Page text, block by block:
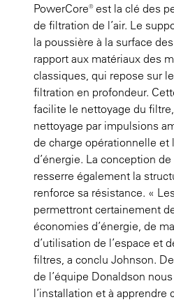
PowerCore® est la clé des
de filtration de l’air. Le
la poussière à la surface
rapport aux matériaux des
classiques, qui repose sur
filtration en profondeur.
facilite le nettoyage du
nettoyage par impulsions
de charge opérationnelle et
d’énergie. La conception
resserre également la
renforce sa résistance. «
permettront certainement
économies d’énergie, de
d’utilisation de l’espace et
filtres, a conclu Johnson.
de l’équipe Donaldson
l’installation et à apprendre